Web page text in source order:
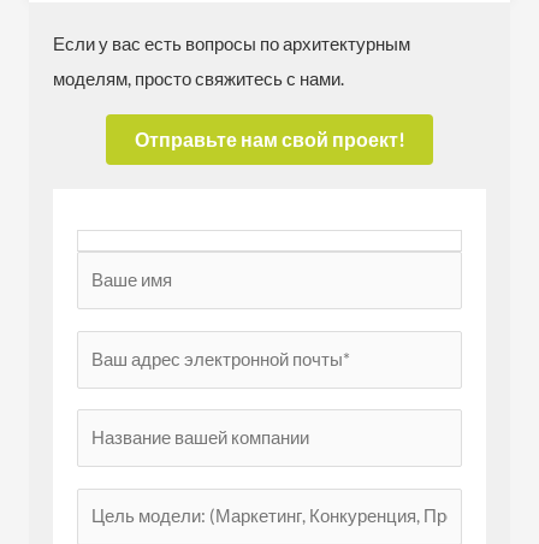
Если у вас есть вопросы по архитектурным
моделям, просто свяжитесь с нами.
Отправьте нам свой проект!